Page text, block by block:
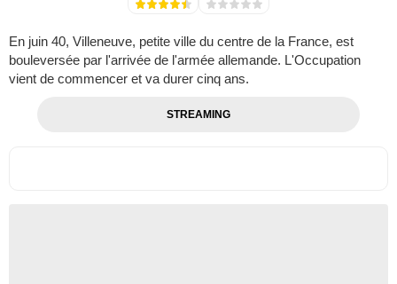
En juin 40, Villeneuve, petite ville du centre de la France, est
bouleversée par l'arrivée de l'armée allemande. L'Occupation
vient de commencer et va durer cinq ans.
STREAMING